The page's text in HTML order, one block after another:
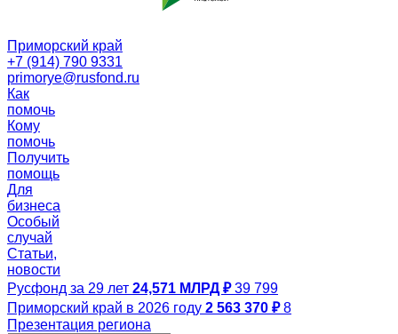
Приморский край
+7 (914) 790 9331
primorye@rusfond.ru
Как
помочь
Кому
помочь
Получить
помощь
Для
бизнеса
Особый
случай
Статьи,
новости
Русфонд за 29 лет 24,571 МЛРД ₽ 39 799
Приморский край в 2026 году 2 563 370 ₽ 8
Презентация региона